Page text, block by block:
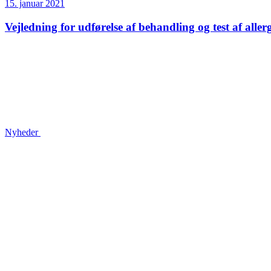
15. januar 2021
Vejledning for udførelse af behandling og test af
Nyheder